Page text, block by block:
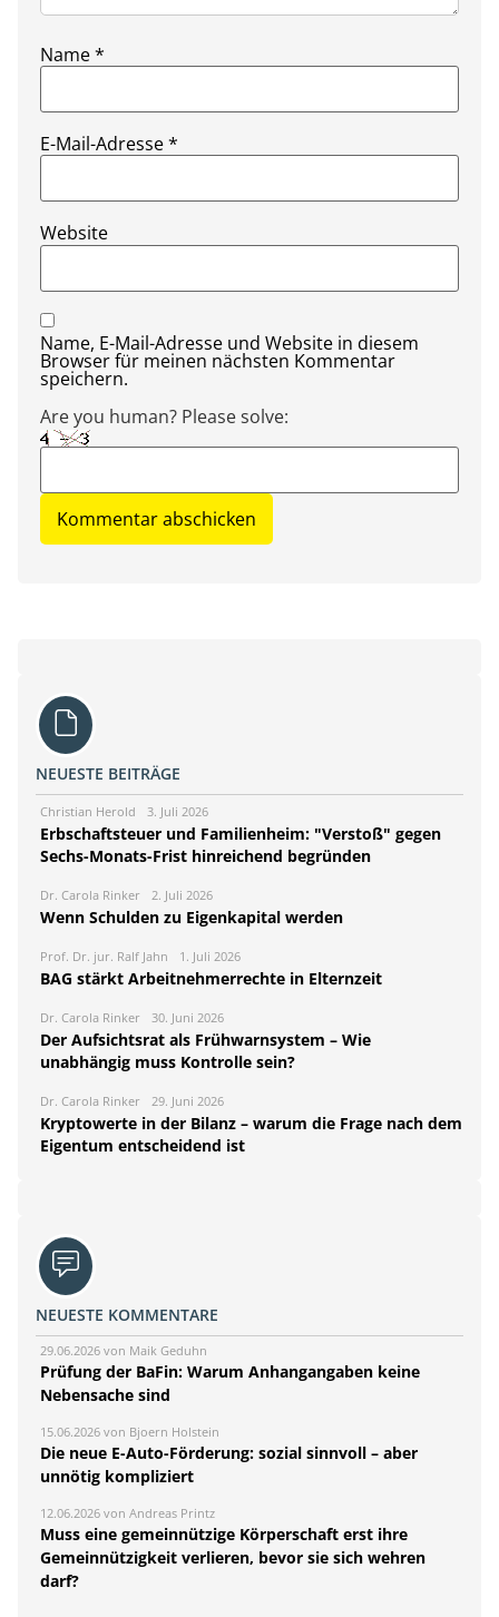
Name*
E-Mail-Adresse*
Website
Name, E-Mail-Adresse und Website in diesem
Browser für meinen nächsten Kommentar
speichern.
Are you human? Please solve:
NEUESTE BEITRÄGE
Christian Herold 3. Juli 2026
Erbschaftsteuer und Familienheim: "Verstoß" gegen
Sechs-Monats-Frist hinreichend begründen
Dr. Carola Rinker 2. Juli 2026
Wenn Schulden zu Eigenkapital werden
Prof. Dr. jur. Ralf Jahn 1. Juli 2026
BAG stärkt Arbeitnehmerrechte in Elternzeit
Dr. Carola Rinker 30. Juni 2026
Der Aufsichtsrat als Frühwarnsystem – Wie
unabhängig muss Kontrolle sein?
Dr. Carola Rinker 29. Juni 2026
Kryptowerte in der Bilanz – warum die Frage nach dem
Eigentum entscheidend ist
NEUESTE KOMMENTARE
29.06.2026 von Maik Geduhn
Prüfung der BaFin: Warum Anhangangaben keine
Nebensache sind
15.06.2026 von Bjoern Holstein
Die neue E-Auto-Förderung: sozial sinnvoll – aber
unnötig kompliziert
12.06.2026 von Andreas Printz
Muss eine gemeinnützige Körperschaft erst ihre
Gemeinnützigkeit verlieren, bevor sie sich wehren
darf?